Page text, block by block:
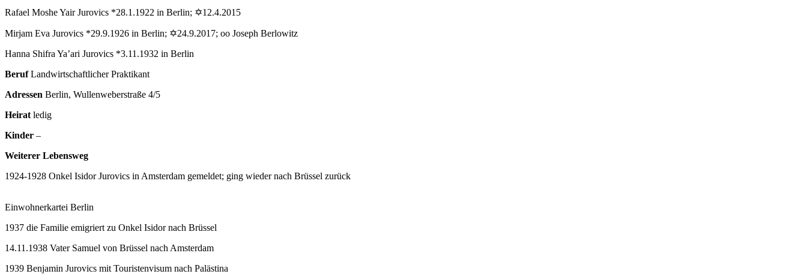
Rafael Moshe Yair Jurovics *28.1.1922 in Berlin; ✡12.4.2015
Mirjam Eva Jurovics *29.9.1926 in Berlin; ✡24.9.2017; oo Joseph Berlowitz
Hanna Shifra Ya’ari Jurovics *3.11.1932 in Berlin
BerufLandwirtschaftlicher Praktikant
Adressen Berlin, Wullenweberstraße 4/5
Heirat ledig
Kinder –
Weiterer Lebensweg
1924-1928 Onkel Isidor Jurovics in Amsterdam gemeldet; ging wieder nach Brüssel zurück
Einwohnerkartei Berlin
1937 die Familie emigriert zu Onkel Isidor nach Brüssel
14.11.1938 Vater Samuel von Brüssel nach Amsterdam
1939 Benjamin Jurovics mit Touristenvisum nach Palästina